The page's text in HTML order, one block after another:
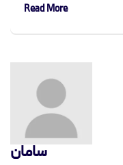
Read More
سامان